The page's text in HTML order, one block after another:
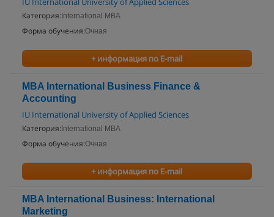
Категория: International MBA
Форма обучения:Очная
+ информация по E-mail
MBA International Business Finance &
Accounting
IU International University of Applied Sciences
Категория: International MBA
Форма обучения:Очная
+ информация по E-mail
MBA International Business: International
Marketing